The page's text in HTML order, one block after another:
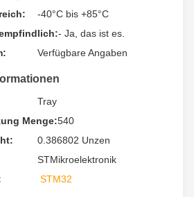
-40°C bis +85°C
- Ja, das ist es.
Verfügbare Angaben
Tray
Menge:540
0.386802 Unzen
STMikroelektronik
STM32